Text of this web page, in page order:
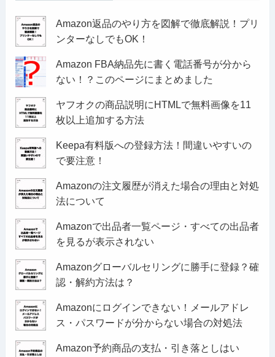
Amazon返品のやり方を図解で徹底解説！プリ
ンターなしでもOK！
Amazon FBA納品先に書く電話番号が分から
ない！？このページにまとめました
ヤフオクの商品説明にHTMLで無料画像を11
枚以上追加する方法
Keepa有料版への登録方法！間違いやすいの
で要注意！
Amazonの注文履歴が消えた場合の理由と対処
法について
Amazonで出品者一覧ページ・すべての出品者
を見るが表示されない
Amazonグローバルセリングに勝手に登録？確
認・解約方法は？
Amazonにログインできない！メールアドレ
ス・パスワードが分からない場合の対処法
Amazon予約商品の支払・引き落としはい